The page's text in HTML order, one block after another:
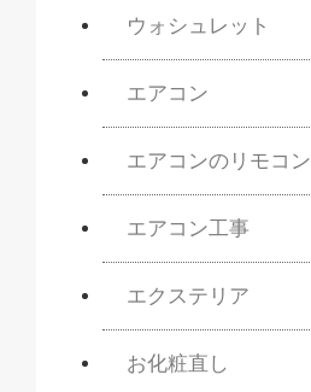
ウォシュレット
エアコン
エアコンのリモコン
エアコン工事
エクステリア
お化粧直し